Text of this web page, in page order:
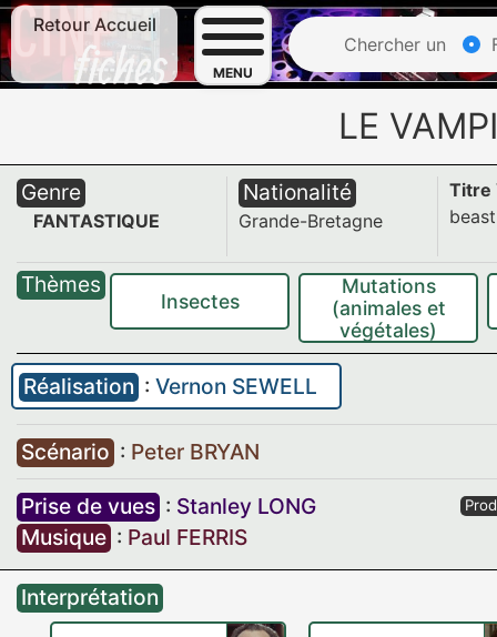
Retour Accueil
MENU
Chercher un
LE
Genre
FANTASTIQUE
Nationalité
Grande-Bretagne
Titre
Thèmes
Insectes
Mutations
(animales et
végétales)
Réalisation : Vernon SEWELL
Scénario : Peter BRYAN
Prise de vues : Stanley LONG
Musique : Paul FERRIS
Interprétation